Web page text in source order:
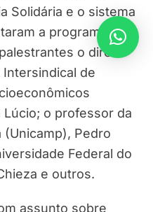
Solidária e o sistema
a programação.
o diretor
de
Lúcio; o professor da
(Unicamp), Pedro
Federal do
e outros.
assunto sobre